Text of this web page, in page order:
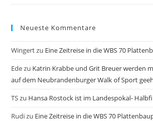
Neueste Kommentare
Wingertzu Eine Zeitreise in die WBS 70
Edezu Katrin Krabbe und Grit Breuer werden
auf dem Neubrandenburger Walk of Sport
TSzu Hansa Rostock ist im Landespokal-
Rudizu Eine Zeitreise in die WBS 70